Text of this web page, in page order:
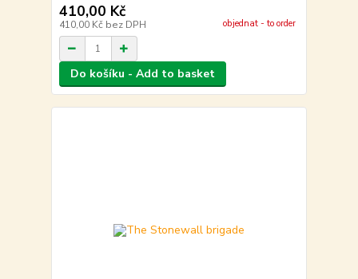
410,00 Kč
410,00 Kč bez DPH objednat - to order
Do košíku - Add to basket